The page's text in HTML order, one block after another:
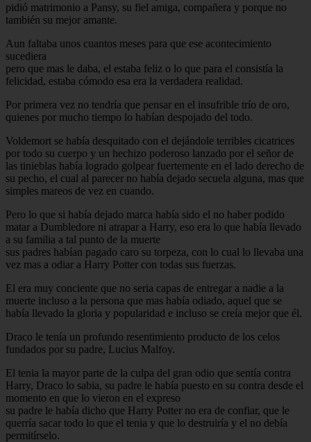
pidió matrimonio a Pansy, su fiel amiga, compañera y porque no
también su mejor amante.
Aun faltaba unos cuantos meses para que ese acontecimiento
sucediera
pero que mas le daba, el estaba feliz o lo que para el consistía la
felicidad, estaba cómodo esa era la verdadera realidad.
Por primera vez no tendría que pensar en el insufrible trío de oro,
quienes por mucho tiempo lo habían despojado del todo.
Voldemort se había desquitado con el dejándole terribles cicatrices
por todo su cuerpo y un hechizo poderoso lanzado por el señor de
las tinieblas había logrado golpear fuertemente en el lado derecho de
su pecho, el cual al parecer no había dejado secuela alguna, mas que
simples mareos de vez en cuando.
Pero lo que si había dejado marca había sido el no haber podido
matar a Dumbledore ni atrapar a Harry, eso era lo que había llevado
a su familia a tal punto de la muerte
sus padres habían pagado caro su torpeza, con lo cual lo llevaba una
vez mas a odiar a Harry Potter con todas sus fuerzas.
El era muy conciente que no seria capas de entregar a nadie a la
muerte incluso a la persona que mas había odiado, aquel que se
había llevado la gloria y popularidad e incluso se creía mejor que él.
Draco le tenía un profundo resentimiento producto de los celos
fundados por su padre, Lucius Malfoy.
El tenia la mayor parte de la culpa del gran odio que sentía contra
Harry, Draco lo sabia, su padre le había puesto en su contra desde el
momento en que lo vieron en el expreso
su padre le había dicho que Harry Potter no era de confiar, que le
querría sacar todo lo que el tenia y que lo destruiría y el no debía
permitírselo.